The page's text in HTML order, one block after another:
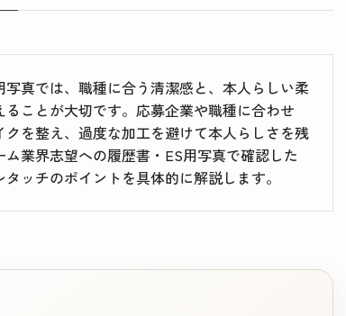
真では、職種に合う清潔感と、本人らしい柔
ことが大切です。応募企業や職種に合わせ
を整え、過度な加工を避けて本人らしさを残
業界志望への履歴書・ES用写真で確認した
ッチのポイントを具体的に解説します。